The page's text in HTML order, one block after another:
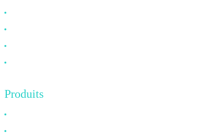
Produits